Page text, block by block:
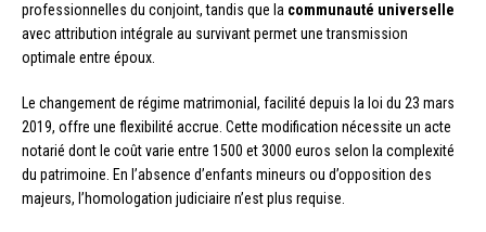
professionnelles du conjoint, tandis que la communauté universelle
avec attribution intégrale au survivant permet une transmission
optimale entre époux.
Le changement de régime matrimonial, facilité depuis la loi du 23 mars
2019, offre une flexibilité accrue. Cette modification nécessite un acte
notarié dont le coût varie entre 1500 et 3000 euros selon la complexité
du patrimoine. En l’absence d’enfants mineurs ou d’opposition des
majeurs, l’homologation judiciaire n’est plus requise.